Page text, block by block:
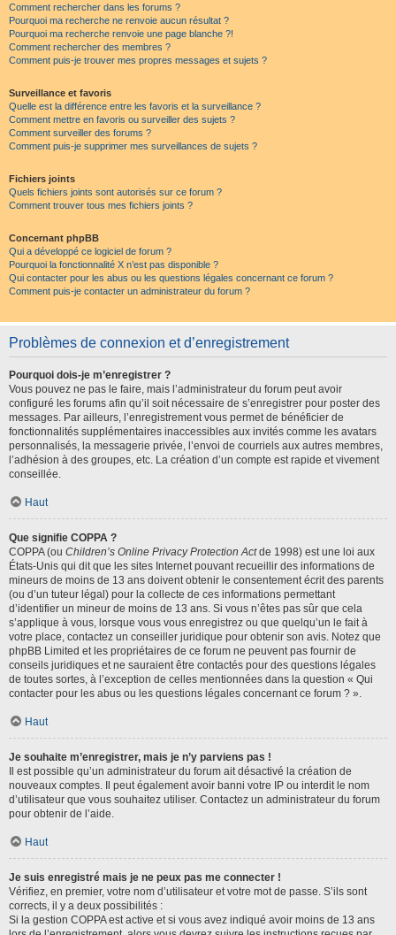
Comment rechercher dans les forums ?
Pourquoi ma recherche ne renvoie aucun résultat ?
Pourquoi ma recherche renvoie une page blanche ?!
Comment rechercher des membres ?
Comment puis-je trouver mes propres messages et sujets ?
Surveillance et favoris
Quelle est la différence entre les favoris et la surveillance ?
Comment mettre en favoris ou surveiller des sujets ?
Comment surveiller des forums ?
Comment puis-je supprimer mes surveillances de sujets ?
Fichiers joints
Quels fichiers joints sont autorisés sur ce forum ?
Comment trouver tous mes fichiers joints ?
Concernant phpBB
Qui a développé ce logiciel de forum ?
Pourquoi la fonctionnalité X n’est pas disponible ?
Qui contacter pour les abus ou les questions légales concernant ce forum ?
Comment puis-je contacter un administrateur du forum ?
Problèmes de connexion et d’enregistrement
Pourquoi dois-je m’enregistrer ?
Vous pouvez ne pas le faire, mais l’administrateur du forum peut avoir
configuré les forums afin qu’il soit nécessaire de s’enregistrer pour poster des
messages. Par ailleurs, l’enregistrement vous permet de bénéficier de
fonctionnalités supplémentaires inaccessibles aux invités comme les avatars
personnalisés, la messagerie privée, l’envoi de courriels aux autres membres,
l’adhésion à des groupes, etc. La création d’un compte est rapide et vivement
conseillée.
Haut
Que signifie COPPA ?
COPPA (ou Children’s Online Privacy Protection Actde 1998) est une loi aux
États-Unis qui dit que les sites Internet pouvant recueillir des informations de
mineurs de moins de 13 ans doivent obtenir le consentement écrit des parents
(ou d’un tuteur légal) pour la collecte de ces informations permettant
d’identifier un mineur de moins de 13 ans. Si vous n’êtes pas sûr que cela
s’applique à vous, lorsque vous vous enregistrez ou que quelqu’un le fait à
votre place, contactez un conseiller juridique pour obtenir son avis. Notez que
phpBB Limited et les propriétaires de ce forum ne peuvent pas fournir de
conseils juridiques et ne sauraient être contactés pour des questions légales
de toutes sortes, à l’exception de celles mentionnées dans la question « Qui
contacter pour les abus ou les questions légales concernant ce forum ? ».
Haut
Je souhaite m’enregistrer, mais je n’y parviens pas !
Il est possible qu’un administrateur du forum ait désactivé la création de
nouveaux comptes. Il peut également avoir banni votre IP ou interdit le nom
d’utilisateur que vous souhaitez utiliser. Contactez un administrateur du forum
pour obtenir de l’aide.
Haut
Je suis enregistré mais je ne peux pas me connecter !
Vérifiez, en premier, votre nom d’utilisateur et votre mot de passe. S’ils sont
corrects, il y a deux possibilités :
Si la gestion COPPA est active et si vous avez indiqué avoir moins de 13 ans